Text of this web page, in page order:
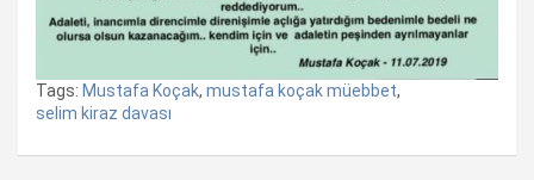
Tags: Mustafa Koçak, mustafa koçak müebbet,
selim kiraz davası